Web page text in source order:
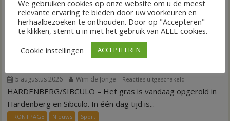
Binnen een dag is kunstgras weg in Hardenberg en
5 augustus 2026 Wim de Jonge Reacties uitgeschakeld
Binnen
HARDENBERG/SIBCULO – Het gras is vandaag opgerold in
Hardenberg en Sibculo. In één dag tijd is...
FRONTPAGE Nieuws Sport
We gebruiken cookies op onze website om u de meest
relevante ervaring te bieden door uw voorkeuren en
herhaalbezoeken te onthouden. Door op "Accepteren"
te klikken, stemt u in met het gebruik van ALLE cookies.
Cookie instellingen
ACCEPTEEREN